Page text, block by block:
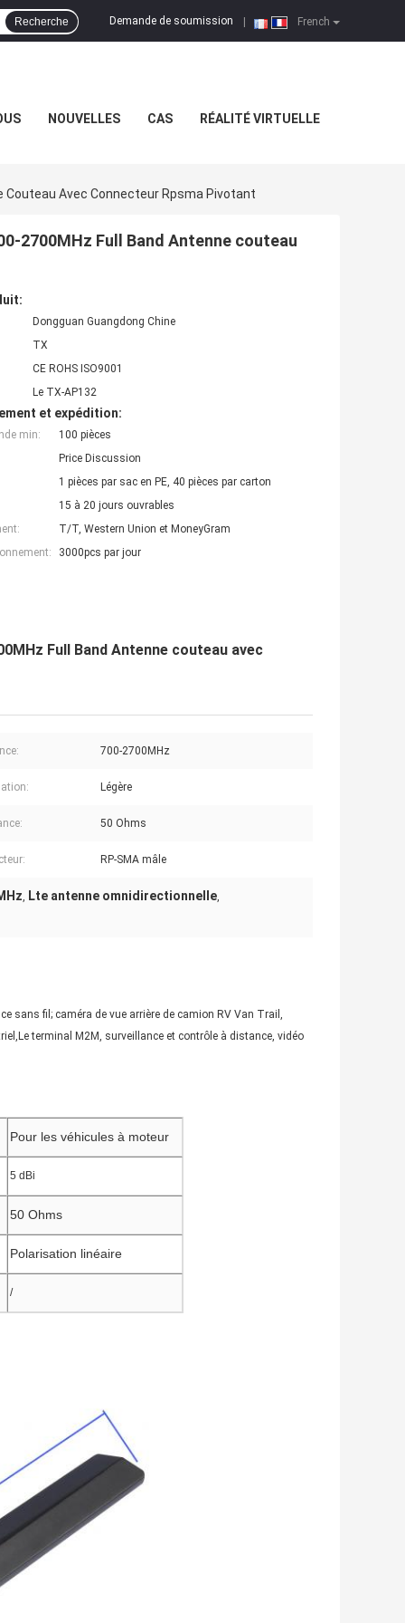
French
Demande de soumission
Recherche
NOUVELLES CAS RÉALITÉ VIRTUELLE
Couteau Avec Connecteur Rpsma Pivotant
2700MHz Full Band Antenne couteau
Dongguan Guangdong Chine
TX
CE ROHS ISO9001
Le TX-AP132
et expédition:
min:
100 pièces
Price Discussion
1 pièces par sac en PE, 40 pièces par carton
15 à 20 jours ouvrables
T/T, Western Union et MoneyGram
3000pcs par jour
Full Band Antenne couteau avec
700-2700MHz
Légère
50 Ohms
RP-SMA mâle
, Lte antenne omnidirectionnelle,
sans fil; caméra de vue arrière de camion RV Van Trail,
terminal M2M, surveillance et contrôle à distance, vidéo
Pour les véhicules à moteur
5 dBi
50 Ohms
Polarisation linéaire
/